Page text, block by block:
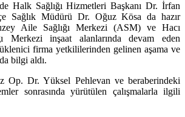
Halk Sağlığı Hizmetleri Başkanı Dr. İrfan
Sağlık Müdürü Dr. Oğuz Kösa da hazır
Aile Sağlığı Merkezi (ASM) ve Hacı
Merkezi inşaat alanlarında devam eden
firma yetkililerinden gelinen aşama ve
bilgi aldı.
Op. Dr. Yüksel Pehlevan ve beraberindeki
sonrasında yürütülen çalışmalarla ilgili